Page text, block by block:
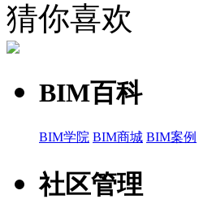
猜你喜欢
BIM百科
BIM学院 BIM商城 BIM案例
社区管理